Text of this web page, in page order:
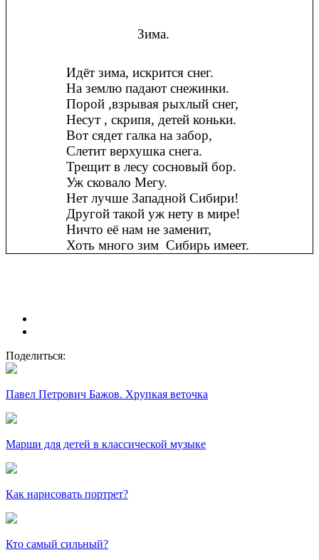
Зима.
Идёт зима, искрится снег.
На землю падают снежинки.
Порой ,взрывая рыхлый снег,
Несут , скрипя, детей коньки.
Вот сядет галка на забор,
Слетит верхушка снега.
Трещит в лесу сосновый бор.
Уж сковало Мегу.
Нет лучше Западной Сибири!
Другой такой уж нету в мире!
Ничто её нам не заменит,
Хоть много зим Сибирь имеет.
Поделиться:
Павел Петрович Бажов. Хрупкая веточка
Марши для детей в классической музыке
Как нарисовать портрет?
Кто самый сильный?